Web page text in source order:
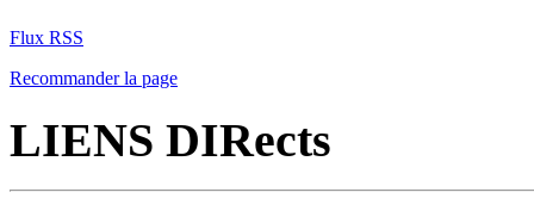
Flux RSS
Recommander la page
LIENS DIRects